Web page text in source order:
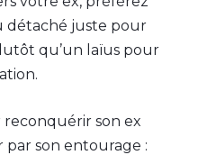
détaché juste pour
qu’un laïus pour
son ex
son entourage :